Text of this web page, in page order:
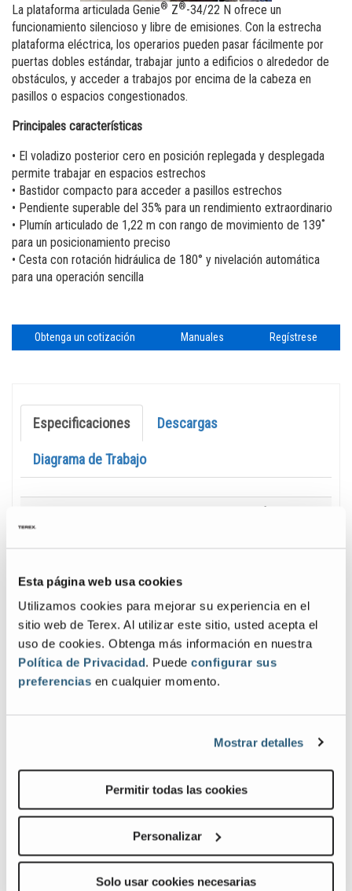
Esta página web usa cookies
Utilizamos cookies para mejorar su experiencia en el
sitio web de Terex. Al utilizar este sitio, usted acepta el
uso de cookies. Obtenga más información en nuestra
Política de Privacidad. Puede configurar sus
preferencias en cualquier momento.
Mostrar detalles
Permitir todas las cookies
Personalizar
Solo usar cookies necesarias
Brazos verticales
Software máquinas
Garantía y Registro de producto
TET - Tablas de Especificaciones Técnicas
Genie Lift Connect
Centro Autorizado de Servicio
Bolsa de empleo
Visite Terex.com
Inversiones con Terex
La plataforma articulada Genie® Z®-34/22 N ofrece un
funcionamiento silencioso y libre de emisiones. Con la estrecha
plataforma eléctrica, los operarios pueden pasar fácilmente por
puertas dobles estándar, trabajar junto a edificios o alrededor de
obstáculos, y acceder a trabajos por encima de la cabeza en
pasillos o espacios congestionados.
Principales características
• El voladizo posterior cero en posición replegada y desplegada
permite trabajar en espacios estrechos
• Bastidor compacto para acceder a pasillos estrechos
• Pendiente superable del 35% para un rendimiento extraordinario
• Plumín articulado de 1,22 m con rango de movimiento de 139˚
para un posicionamiento preciso
• Cesta con rotación hidráulica de 180° y nivelación automática
para una operación sencilla
Obtenga un cotización Manuales Regístrese
Especificaciones Descargas
Diagrama de Trabajo
40 ft 6 in
Altura de articulación máx. (brazo sec.
extendido)
15 ft 3 in| 4,65
m
Capacidad de plataforma
View
Z-
40_1
View
Z-
N_3